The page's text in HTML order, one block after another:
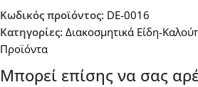
Κωδικός προϊόντος: DE-0016
Κατηγορίες: Διακοσμητικά Είδη-
Προϊόντα
Μπορεί επίσης να σας